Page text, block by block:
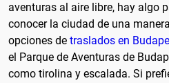
aventuras al aire libre, hay algo
conocer la ciudad de una
opciones de traslados en
el Parque de Aventuras de
como tirolina y escalada. Si